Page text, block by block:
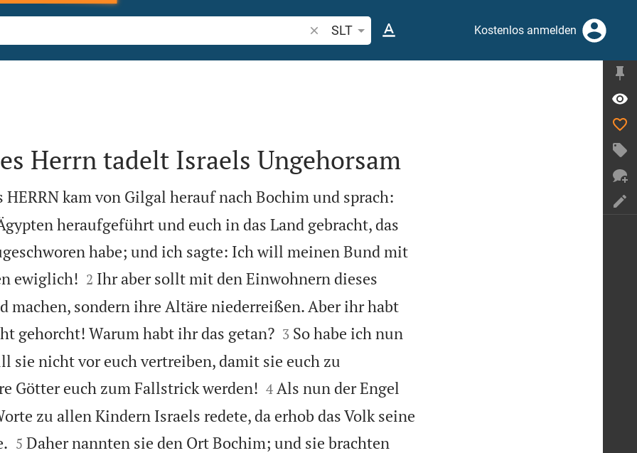
Bibelstelle oder Begriff suchen
SLT Kostenlos anmelden
Herrn tadelt Israels Ungehorsam
HERRN kam von Gilgal herauf nach Bochim und sprach:
heraufgeführt und euch in das Land gebracht, das
habe; und ich sagte: Ich will meinen Bund mit
ewiglich!
2 Ihr aber sollt mit den Einwohnern dieses
machen, sondern ihre Altäre niederreißen. Aber ihr habt
gehorcht! Warum habt ihr das getan?
3 So habe ich nun
sie nicht vor euch vertreiben, damit sie euch zu
Götter euch zum Fallstrick werden!
4 Als nun der Engel
zu allen Kindern Israels redete, da erhob das Volk seine

5 Daher nannten sie den Ort Bochim; und sie brachten